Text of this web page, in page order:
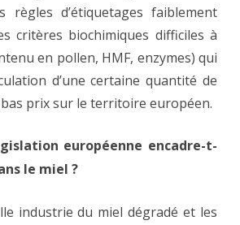
d’étiquetages faiblement
critères biochimiques difficiles à
en pollen, HMF, enzymes) qui
d’une certaine quantité de
prix sur le territoire européen.
européenne encadre-t-
le miel ?
industrie du miel dégradé et les